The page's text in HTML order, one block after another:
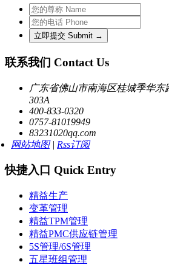
联系我们 Contact Us
广东省佛山市南海区桂城季华东
303A
400-833-0320
0757-81019949
83231020qq.com
网站地图| Rss订阅
快捷入口 Quick Entry
精益生产
变革管理
精益TPM管理
精益PMC供应链管理
5S管理/6S管理
五星班组管理